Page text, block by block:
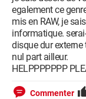
egalement ce
mis en RAW, je
informatique.
disque dur
nul part ailleur.
HELPPPPPPP
Commenter